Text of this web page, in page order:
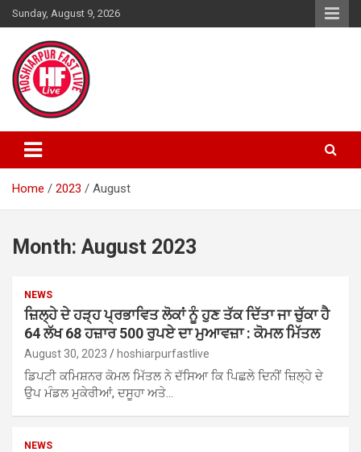
Skip
to
content
Sunday, August 9, 2026
Home 2023 August
Month: August 2023
NEWS
ਜ਼ਿਲ੍ਹੇ ਦੇ ਹੜ੍ਹ ਪ੍ਰਭਾਵਿਤ ਲੋਕਾਂ ਨੂੰ ਹੁਣ ਤੱਕ ਦਿੱਤਾ ਜਾ ਚੁੱਕਾ ਹੈ
64 ਲੱਖ 68 ਹਜ਼ਾਰ 500 ਰੁਪਏ ਦਾ ਮੁਆਵਜ਼ਾ : ਕੋਮਲ ਮਿੱਤਲ
August 30, 2023 hoshiarpurfastlive
ਡਿਪਟੀ ਕਮਿਸ਼ਨਰ ਕੋਮਲ ਮਿੱਤਲ ਨੇ ਦੱਸਿਆ ਕਿ ਪਿਛਲੇ ਦਿਨੀਂ ਜ਼ਿਲ੍ਹੇ ਦੇ
ਉਪ ਮੰਡਲ ਮੁਕੇਰੀਆਂ, ਦਸੂਹਾ ਅਤੇ…
NEWS